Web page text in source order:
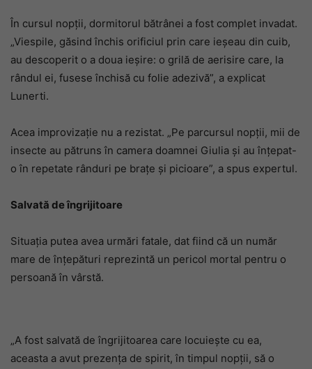
În cursul nopții, dormitorul bătrânei a fost complet invadat.
„Viespile, găsind închis orificiul prin care ieșeau din cuib,
au descoperit o a doua ieșire: o grilă de aerisire care, la
rândul ei, fusese închisă cu folie adezivă”, a explicat
Lunerti.
Acea improvizație nu a rezistat. „Pe parcursul nopții, mii de
insecte au pătruns în camera doamnei Giulia și au înțepat-
o în repetate rânduri pe brațe și picioare”, a spus expertul.
Salvată de îngrijitoare
Situația putea avea urmări fatale, dat fiind că un număr
mare de înțepături reprezintă un pericol mortal pentru o
persoană în vârstă.
„A fost salvată de îngrijitoarea care locuiește cu ea,
aceasta a avut prezența de spirit, în timpul nopții, să o